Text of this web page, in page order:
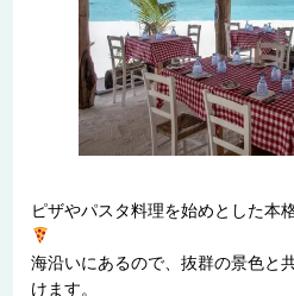
ピザやパスタ料理を始めとした本
海沿いにあるので、抜群の景色と
けます。